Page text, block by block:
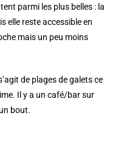
parmi les plus belles : la
elle reste accessible en
mais un peu moins
de plages de galets ce
Il y a un café/bar sur
bout.